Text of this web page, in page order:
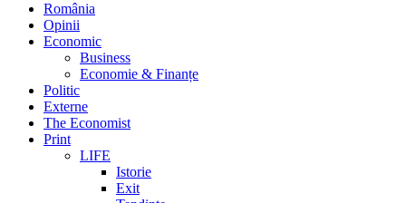
România
Opinii
Economic
Business
Economie & Finanțe
Politic
Externe
The Economist
Print
LIFE
Istorie
Exit